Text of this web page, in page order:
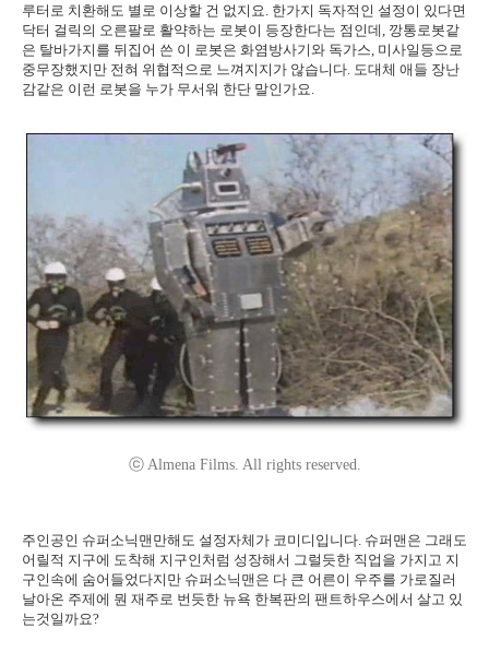
루터로 치환해도 별로 이상할 건 없지요. 한가지 독자적인 설정이 있다면
닥터 걸릭의 오른팔로 활약하는 로봇이 등장한다는 점인데, 깡통로봇같
은 탈바가지를 뒤집어 쓴 이 로봇은 화염방사기와 독가스, 미사일등으로
중무장했지만 전혀 위협적으로 느껴지지가 않습니다. 도대체 애들 장난
감같은 이런 로봇을 누가 무서워 한단 말인가요.
ⓒ Almena Films. All rights reserved.
주인공인 슈퍼소닉맨만해도 설정자체가 코미디입니다. 슈퍼맨은 그래도
어릴적 지구에 도착해 지구인처럼 성장해서 그럴듯한 직업을 가지고 지
구인속에 숨어들었다지만 슈퍼소닉맨은 다 큰 어른이 우주를 가로질러
날아온 주제에 뭔 재주로 번듯한 뉴욕 한복판의 팬트하우스에서 살고 있
는것일까요?